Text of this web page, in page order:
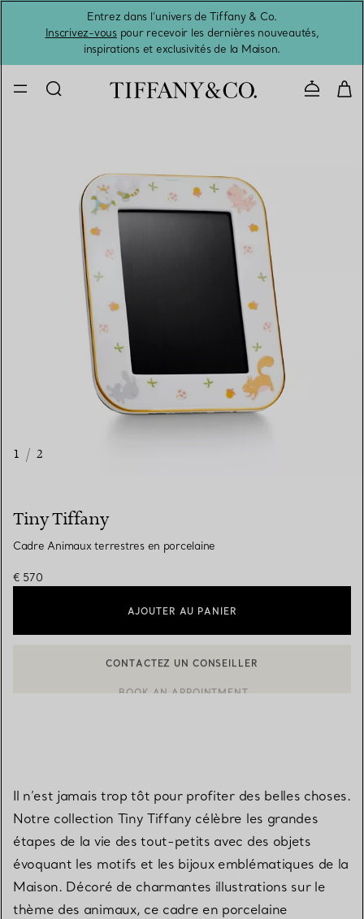
Entrez dans l’univers de Tiffany & Co.
Inscrivez-vouspour recevoir les dernières nouveautés,
inspirations et exclusivités de la Maison.
1 / 2
Tiny Tiffany
Cadre Animaux terrestres en porcelaine
€ 570
AJOUTER AU PANIER
CONTACTEZ UN CONSEILLER
Il n’est jamais trop tôt pour profiter des belles choses.
Notre collection Tiny Tiffany célèbre les grandes
étapes de la vie des tout-petits avec des objets
évoquant les motifs et les bijoux emblématiques de la
Maison. Décoré de charmantes illustrations sur le
thème des animaux, ce cadre en porcelaine